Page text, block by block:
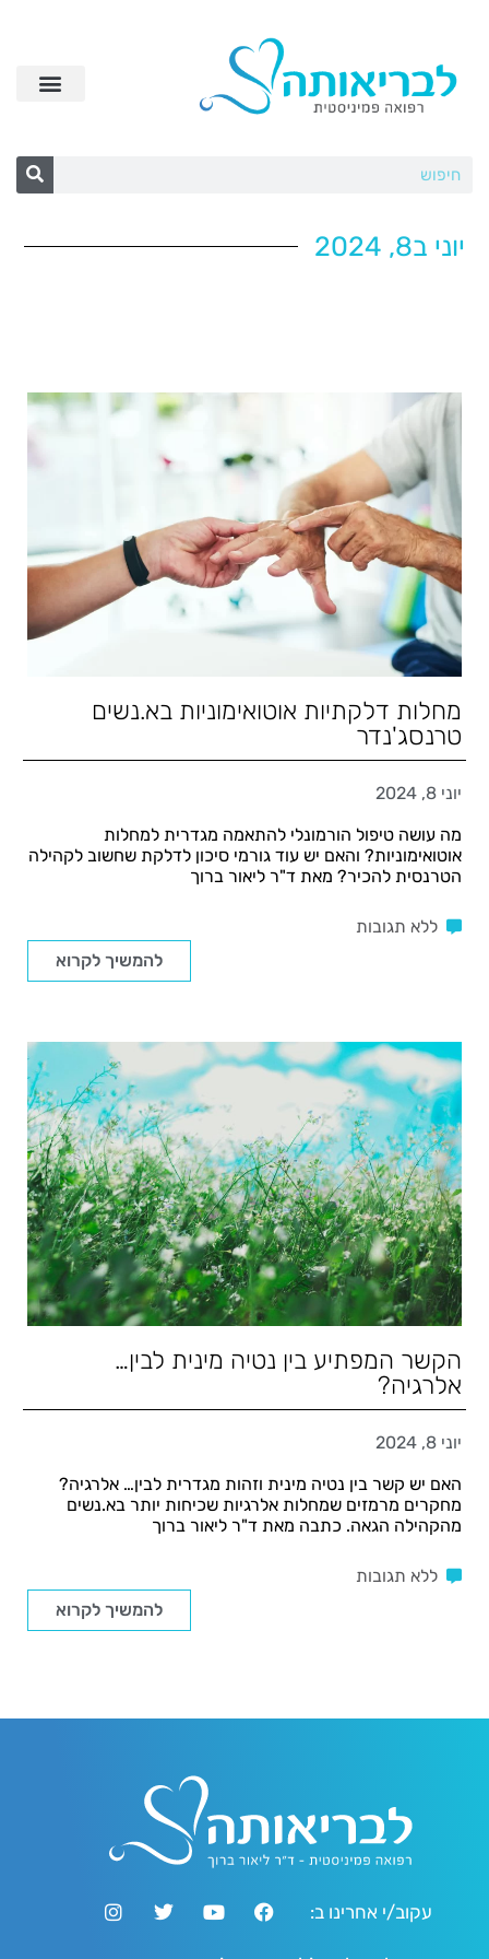
יוני ב8, 2024
מחלות דלקתיות אוטואימוניות בא.נשים
טרנסג'נדר
יוני 8, 2024
מה עושה טיפול הורמונלי להתאמה מגדרית למחלות
אוטואימוניות? והאם יש עוד גורמי סיכון לדלקת שחשוב לקהילה
הטרנסית להכיר? מאת ד"ר ליאור ברוך
ללא תגובות
להמשיך לקרוא
הקשר המפתיע בין נטיה מינית לבין…
אלרגיה?
יוני 8, 2024
האם יש קשר בין נטיה מינית וזהות מגדרית לבין… אלרגיה?
מחקרים מרמזים שמחלות אלרגיות שכיחות יותר בא.נשים
מהקהילה הגאה. כתבה מאת ד"ר ליאור ברוך
ללא תגובות
להמשיך לקרוא
עקוב/י אחרינו ב: